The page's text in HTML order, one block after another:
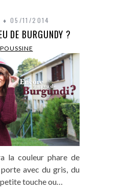
05/11/2014
DE BURGUNDY ?
POUSSINE
la couleur phare de
avec du gris, du
petite touche ou…